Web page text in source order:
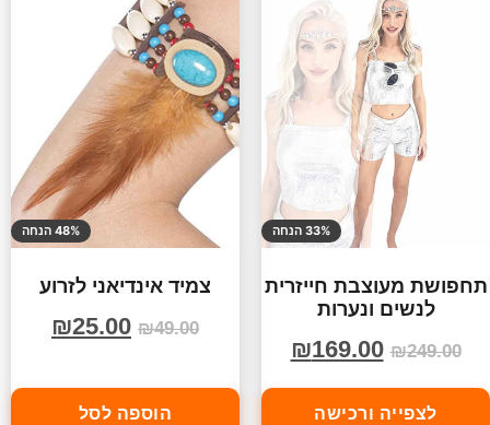
33% הנחה
תחפושת מעוצבת חייזרית
לנשים ונערות
₪249.00
₪169.00
לצפייה ורכישה
48% הנחה
צמיד אינדיאני לזרוע
₪49.00
₪25.00
הוספה לסל